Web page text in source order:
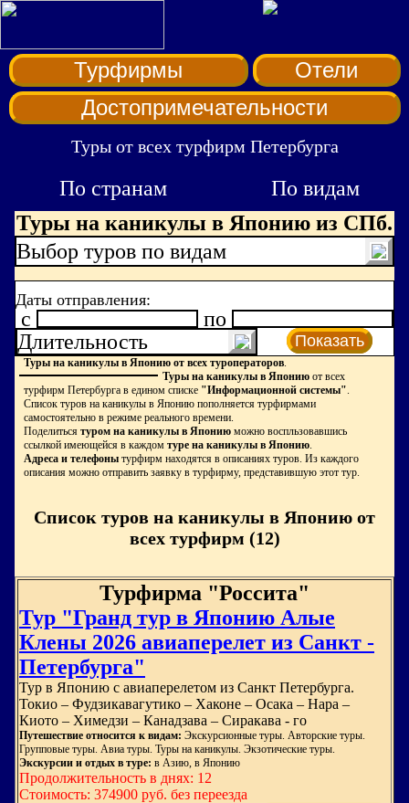
Турфирмы
Отели
Достопримечательности
Туры от всех турфирм Петербурга
По странам
По видам
Туры на каникулы в Японию из СПб.
Выбор туров по видам
Даты отправления:
c
по
Длительность
Показать
Туры на каникулы в Японию от всех туроператоров.
Туры на каникулы в Японию от всех
турфирм Петербурга в едином списке "Информационной системы".
Список туров на каникулы в Японию пополняется турфирмами
самостоятельно в режиме реального времени.
Поделиться туром на каникулы в Японию можно воспльзовавшись
ссылкой имеющейся в каждом туре на каникулы в Японию.
Адреса и телефоны турфирм находятся в описаниях туров. Из каждого
описания можно отправить заявку в турфирму, представившую этот тур.
Список туров на каникулы в Японию от
всех турфирм (12)
Турфирма "Россита"
Тур "Гранд тур в Японию Алые
Клены 2026 авиаперелет из Санкт -
Петербурга"
Тур в Японию с авиаперелетом из Санкт Петербурга.
Токио – Фудзикавагутико – Хаконе – Осака – Нара –
Киото – Химедзи – Канадзава – Сиракава - го
Путешествие относится к видам: Экскурсионные туры. Авторские туры.
Групповые туры. Авиа туры. Туры на каникулы. Экзотические туры.
Экскурсии и отдых в туре: в Азию, в Японию
Продолжительность в днях: 12
Стоимость: 374900 руб. без переезда